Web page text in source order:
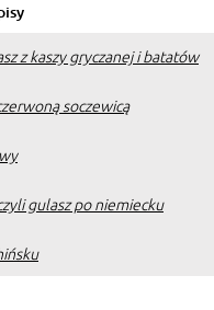
z kaszy gryczanej i batatów
soczewicą
gulasz po niemiecku